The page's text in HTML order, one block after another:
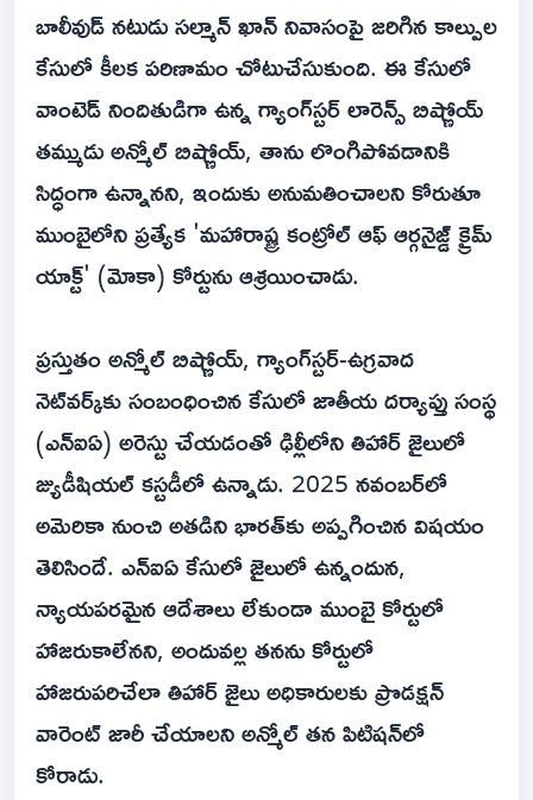
బాలీవుడ్ నటుడు సల్మాన్ ఖాన్ నివాసంపై జరిగిన కాల్పుల
కేసులో కీలక పరిణామం చోటుచేసుకుంది. ఈ కేసులో
వాంటెడ్ నిందితుడిగా ఉన్న గ్యాంగ్‌స్టర్ లారెన్స్ బిష్ణోయ్
తమ్ముడు అన్మోల్ బిష్ణోయ్, తాను లొంగిపోవడానికి
సిద్ధంగా ఉన్నానని, ఇందుకు అనుమతించాలని కోరుతూ
ముంబైలోని ప్రత్యేక 'మహారాష్ట్ర కంట్రోల్ ఆఫ్ ఆర్గనైజ్డ్ క్రైమ్
యాక్ట్' (మోకా) కోర్టును ఆశ్రయించాడు.
ప్రస్తుతం అన్మోల్ బిష్ణోయ్, గ్యాంగ్‌స్టర్-ఉగ్రవాద
నెట్‌వర్క్‌కు సంబంధించిన కేసులో జాతీయ దర్యాప్తు సంస్థ
(ఎన్ఐఏ) అరెస్టు చేయడంతో ఢిల్లీలోని తిహార్ జైలులో
జ్యుడీషియల్ కస్టడీలో ఉన్నాడు. 2025 నవంబర్‌లో
అమెరికా నుంచి అతడిని భారత్‌కు అప్పగించిన విషయం
తెలిసిందే. ఎన్ఐఏ కేసులో జైలులో ఉన్నందున,
న్యాయపరమైన ఆదేశాలు లేకుండా ముంబై కోర్టులో
హాజరుకాలేనని, అందువల్ల తనను కోర్టులో
హాజరుపరిచేలా తిహార్ జైలు అధికారులకు ప్రొడక్షన్
వారెంట్ జారీ చేయాలని అన్మోల్ తన పిటిషన్‌లో
కోరాడు.